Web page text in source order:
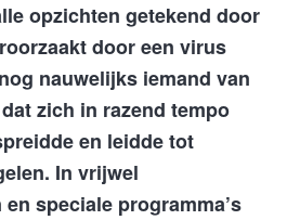
opzichten getekend door
door een virus
nauwelijks iemand van
zich in razend tempo
dde en leiddetot
In vrijwel
speciale programma’s